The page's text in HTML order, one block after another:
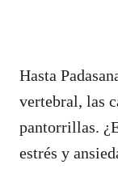
Hasta
vertebral, las
pantorrillas.
estrés y